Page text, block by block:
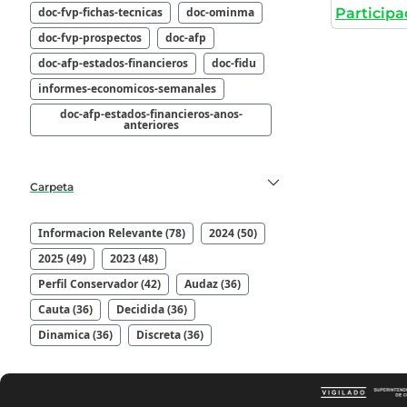
doc-fvp-fichas-tecnicas
doc-ominma
doc-fvp-prospectos
doc-afp
doc-afp-estados-financieros
doc-fidu
informes-economicos-semanales
doc-afp-estados-financieros-anos-
anteriores
Carpeta
Informacion Relevante (78)
2024 (50)
2025 (49)
2023 (48)
Perfil Conservador (42)
Audaz (36)
Cauta (36)
Decidida (36)
Dinamica (36)
Discreta (36)